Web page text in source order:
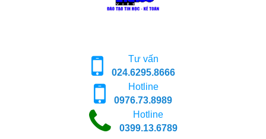
Tư vấn
024.6295.8666
Hotline
0976.73.8989
Hotline
0399.13.6789